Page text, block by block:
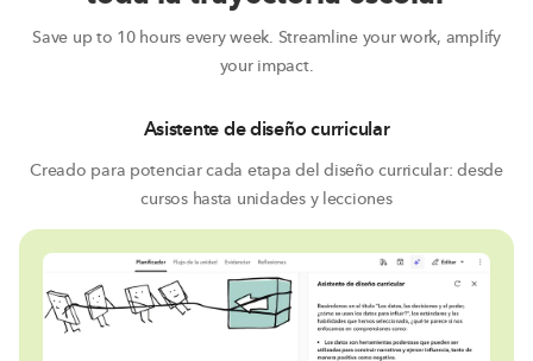
Save up to 10 hours every week. Streamline your work, amplify
your impact.
Asistente de diseño curricular
Creado para potenciar cada etapa del diseño curricular: desde
cursos hasta unidades y lecciones